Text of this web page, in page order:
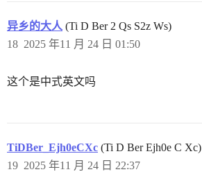
异乡的大人 (Ti D Ber 2 Qs S2z Ws)
2025 年11 月 24 日 01:50
18
这个是中式英文吗
TiDBer_Ejh0eCXc (Ti D Ber Ejh0e C Xc)
2025 年11 月 24 日 22:37
19